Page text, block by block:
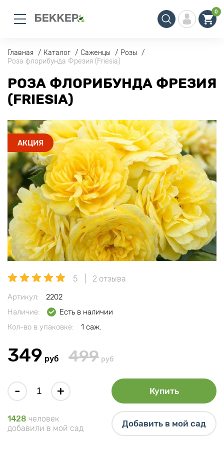
0
Главная Каталог Саженцы
Розы
Роза флорибунда Фрезия (Friesia)
РОЗА ФЛОРИБУНДА ФРЕЗИЯ
(FRIESIA)
АКЦИЯ
5 2 отзыва
Артикул:
2202
Наличие:
Есть в наличии
Кол-во в упаковке:
1 саж.
349 руб 499 руб
- + Купить
1428 человек
добавили в мой сад
Добавить в мой сад